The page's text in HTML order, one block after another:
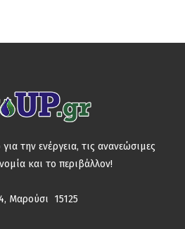
την ενέργεια, τις ανανεώσιμες
και το περιβάλλον!
Μαρούσι 15125